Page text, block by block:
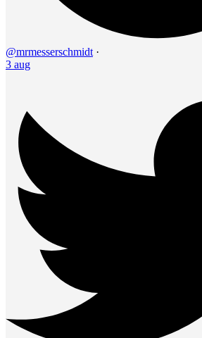
@mrmesserschmidt ·
3 aug